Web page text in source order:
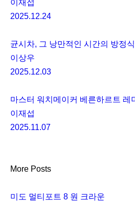
이재섭
2025.12.24
균시차, 그 낭만적인 시간의 방정식
이상우
2025.12.03
마스터 워치메이커 베른하르트 레
이재섭
2025.11.07
More Posts
미도 멀티포트 8 원 크라운